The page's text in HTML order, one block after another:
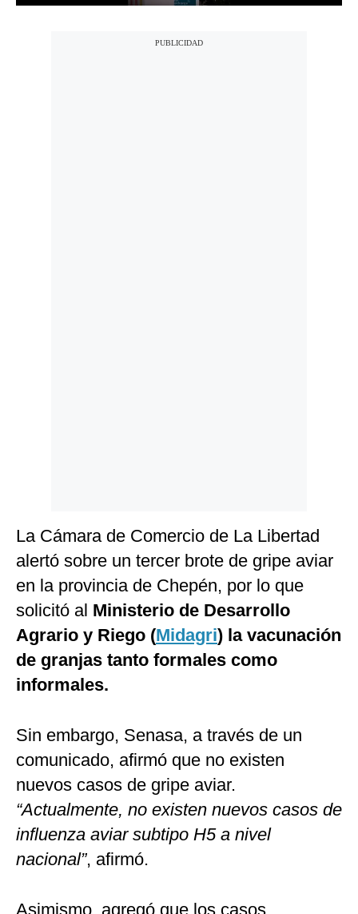
La Cámara de Comercio de La Libertad
alertó sobre un tercer brote de gripe aviar
en la provincia de Chepén, por lo que
solicitó al Ministerio de Desarrollo
Agrario y Riego (Midagri) la vacunación
de granjas tanto formales como
informales.
Sin embargo, Senasa, a través de un
comunicado, afirmó que no existen
nuevos casos de gripe aviar.
“Actualmente, no existen nuevos casos de
influenza aviar subtipo H5 a nivel
nacional”, afirmó.
Asimismo, agregó que los casos